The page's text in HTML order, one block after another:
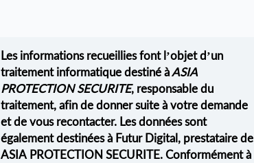
Les informations recueillies font l’objet d’un
traitement informatique destiné àASIA
PROTECTION SECURITE, responsable du
traitement, afin de donner suite à votre demande
et de vous recontacter. Les données sont
également destinées à Futur Digital, prestataire de
ASIA PROTECTION SECURITE. Conformément à